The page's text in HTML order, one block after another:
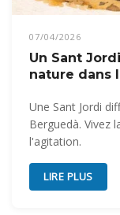
07/04/2026
Un Sant
nature dans
Une Sant Jordi
Berguedà. Vivez
l'agitation.
LIRE PLUS